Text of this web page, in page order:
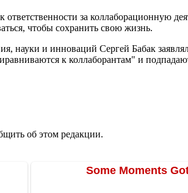
за коллаборационную
чтобы сохранить свою жизнь.
науки и инноваций Сергей Бабак
к коллаборантам" и
об этом редакции.